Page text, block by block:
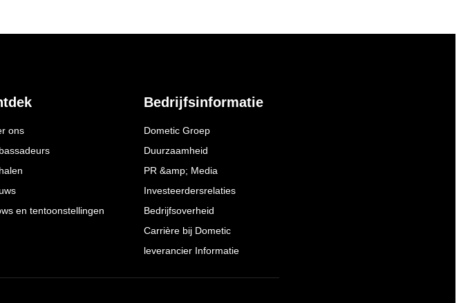
ons
en tentoonstellingen
Bedrijfsinformatie
Dometic Groep
Duurzaamheid
PR &amp; Media
Investeerdersrelaties
Bedrijfsoverheid
Carrière bij Dometic
leverancier Informatie